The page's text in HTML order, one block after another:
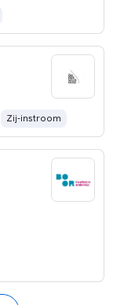
Zij-instroom